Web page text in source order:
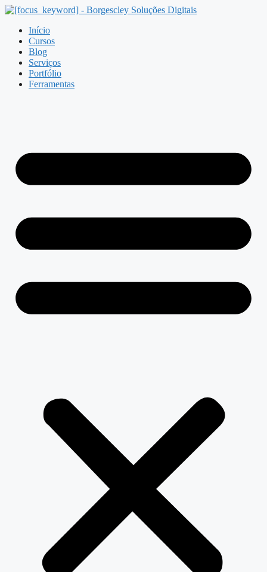
Pular
conteúdo
Início
Cursos
Blog
Serviços
Portfólio
Ferramentas